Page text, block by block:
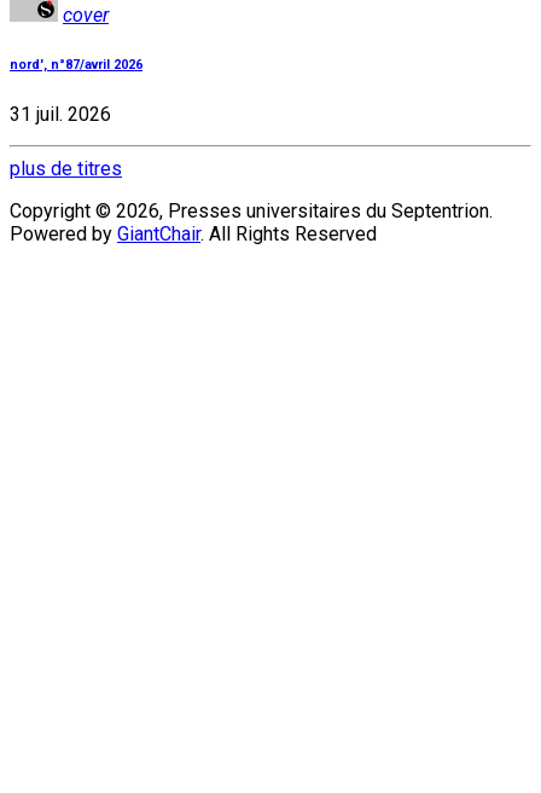
cover
nord', n°87/avril 2026
31 juil. 2026
plus de titres
Copyright © 2026, Presses universitaires du Septentrion.
Powered by GiantChair. All Rights Reserved